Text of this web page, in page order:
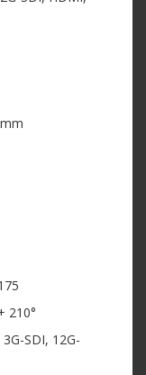
210°
SDI, 12G-